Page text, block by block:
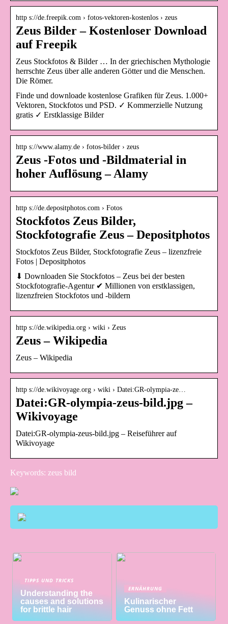
http s://de.freepik.com › fotos-vektoren-kostenlos › zeus
Zeus Bilder – Kostenloser Download
auf Freepik
Zeus Stockfotos & Bilder … In der griechischen Mythologie
herrschte Zeus über alle anderen Götter und die Menschen.
Die Römer.
Finde und downloade kostenlose Grafiken für Zeus. 1.000+
Vektoren, Stockfotos und PSD. ✓ Kommerzielle Nutzung
gratis ✓ Erstklassige Bilder
http s://www.alamy.de › fotos-bilder › zeus
Zeus -Fotos und -Bildmaterial in
hoher Auflösung – Alamy
http s://de.depositphotos.com › Fotos
Stockfotos Zeus Bilder,
Stockfotografie Zeus – Depositphotos
Stockfotos Zeus Bilder, Stockfotografie Zeus – lizenzfreie
Fotos | Depositphotos
⬇ Downloaden Sie Stockfotos – Zeus bei der besten
Stockfotografie-Agentur ✔ Millionen von erstklassigen,
lizenzfreien Stockfotos und -bildern
http s://de.wikipedia.org › wiki › Zeus
Zeus – Wikipedia
Zeus – Wikipedia
http s://de.wikivoyage.org › wiki › Datei:GR-olympia-ze…
Datei:GR-olympia-zeus-bild.jpg –
Wikivoyage
Datei:GR-olympia-zeus-bild.jpg – Reiseführer auf
Wikivoyage
Keywords: zeus bild
TIPPS UND TRICKS
Understanding the
causes and solutions
for brittle hair
ERNÄHRUNG
Kulinarischer
Genuss ohne Fett